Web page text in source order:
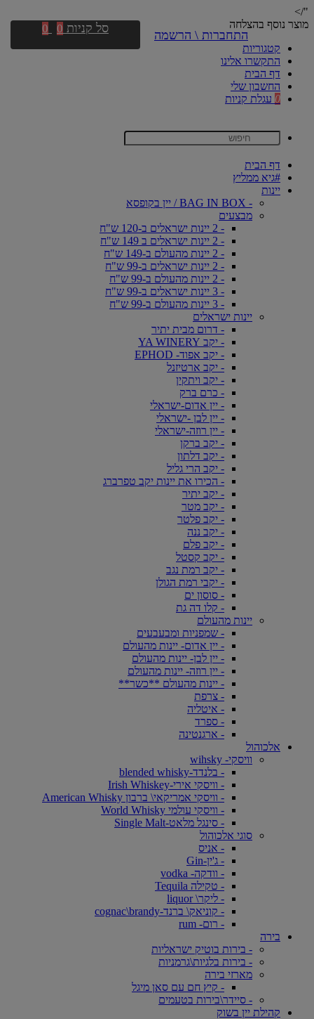
"/>
מוצר נוסף בהצלחה
קטגוריות
התקשרו אלינו
דף הבית
החשבון שלי
0 עגלת קניות
דף הבית
#גיא ממליץ
יינות
- BAG IN BOX / יין בקופסא
מבצעים
- 2 יינות ישראלים ב-120 ש"ח
- 2 יינות ישראלים ב 149 ש"ח
- 2 יינות מהעולם ב-149 ש"ח
- 2 יינות ישראלים ב-99 ש"ח
- 2 יינות מהעולם ב-99 ש"ח
- 3 יינות ישראלים ב-99 ש"ח
- 3 יינות מהעולם ב-99 ש"ח
יינות ישראלים
- דרום מבית יתיר
- יקב YA WINERY
- יקב אפוד- EPHOD
- יקב ארטיזנל
- יקב ויתקין
- כרם ברק
- יין אדום-ישראלי
- יין לבן -ישראלי
- יין רוזה-ישראלי
- יקב ברקן
- יקב דלתון
- יקב הרי גליל
- הכירו את יינות יקב טפרברג
- יקב יתיר
- יקב מטר
- יקב פלטר
- יקב ננה
- יקב פלם
- יקב קסטל
- יקב רמת נגב
- יקבי רמת הגולן
- סוסון ים
- קלו דה גת
יינות מהעולם
- שמפניות ומבעבעים
- יין אדום- יינות מהעולם
- יין לבן- יינות מהעולם
- יין רוזה- יינות מהעולם
- יינות מהעולם **כשר**
- צרפת
- איטליה
- ספרד
- ארגנטינה
אלכוהול
וויסקי- wihsky
- בלנדד-blended whisky
- וויסקי אירי-Irish Whiskey
- וויסקי אמריקאי\ ברבון American Whisky
- וויסקי עולמי World Whisky
- סינגל מלאט-Single Malt
סוגי אלכוהול
- אניס
- ג'ין-Gin
- וודקה- vodka
- טקילה Tequila
- ליקר\ liquor
- קוניאק\ ברנד-cognac\brandy
- רום- rum
בירה
- בירות בוטיק ישראליות
- בירות בלגיות\גרמניות
מארזי בירה
- קיץ חם עם סאן מיגל
- סיידר\בירות בטעמים
קהילת יין בשוק
התחברות \ הרשמה סל קניות 0
0